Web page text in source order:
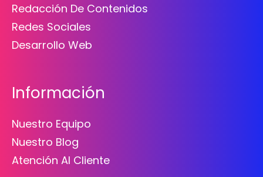
Redacción De Contenidos
Redes Sociales
Desarrollo Web
Información
Nuestro Equipo
Nuestro Blog
Atención Al Cliente